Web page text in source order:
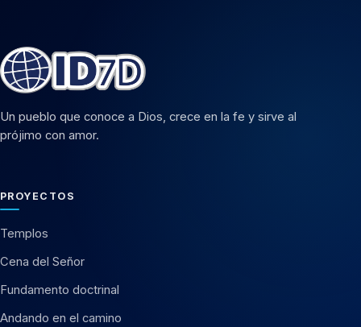
Un pueblo que conoce a Dios, crece en la fe y sirve al
prójimo con amor.
PROYECTOS
Templos
Cena del Señor
Fundamento doctrinal
Andando en el camino